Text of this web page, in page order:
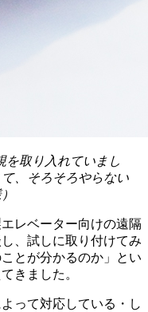
を取り入れていまし
、そろそろやらない
レベーター向けの遠隔
、試しに取り付けてみ
とが分かるのか」とい
きました。
って対応している・し